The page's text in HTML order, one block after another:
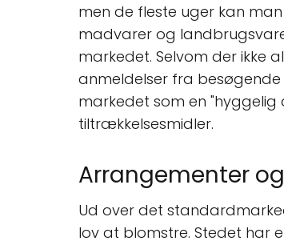
men de fleste uger kan
madvarer og
markedet. Selvom der ikke
anmeldelser fra besøgende
markedet som en
tiltrækkelsesmidler.
Arrangementer
Ud over det
lov at blomstre. Stedet har